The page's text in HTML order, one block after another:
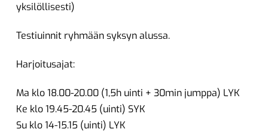
yksilöllisesti)
Testiuinnit ryhmään syksyn alussa.
Harjoitusajat:
Ma klo 18.00-20.00 (1,5h uinti + 30min jumppa) LYK
Ke klo 19.45-20.45 (uinti) SYK
Su klo 14-15.15 (uinti) LYK